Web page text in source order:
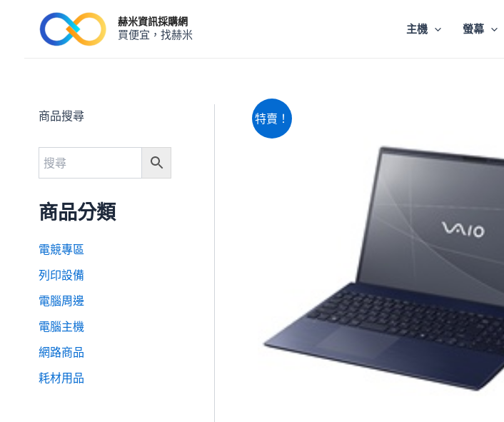
赫米資訊採購網
買便宜，找赫米 主機 螢幕
商品搜尋
商品分類
電競專區
列印設備
電腦周邊
電腦主機
網路商品
耗材用品
特賣！